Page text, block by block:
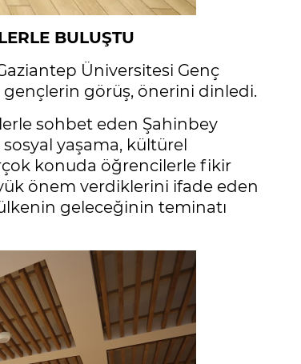
BULUŞTU
Üniversitesi Genç
görüş, önerini dinledi.
sohbet eden Şahinbey
yaşama, kültürel
konuda öğrencilerle fikir
önem verdiklerini ifade eden
geleceğinin teminatı